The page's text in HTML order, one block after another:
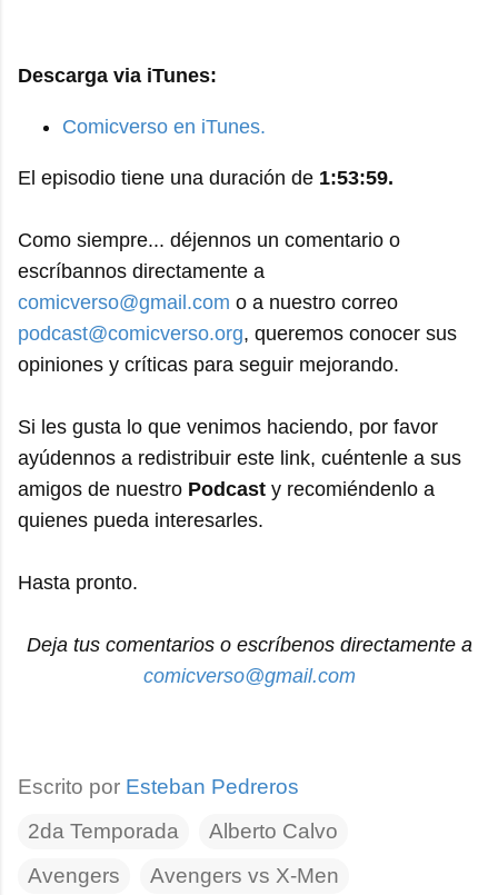
Descarga via iTunes:
Comicverso en iTunes.
El episodio tiene una duración de 1:53:59.
Como siempre... déjennos un comentario o
escríbannos directamente a
comicverso@gmail.com o a nuestro correo
podcast@comicverso.org, queremos conocer sus
opiniones y críticas para seguir mejorando.
Si les gusta lo que venimos haciendo, por favor
ayúdennos a redistribuir este link, cuéntenle a sus
amigos de nuestro Podcast y recomiéndenlo a
quienes pueda interesarles.
Hasta pronto.
Deja tus comentarios o escríbenos directamente a
comicverso@gmail.com
Escrito por Esteban Pedreros
2da Temporada
Alberto Calvo
Avengers
Avengers vs X-Men